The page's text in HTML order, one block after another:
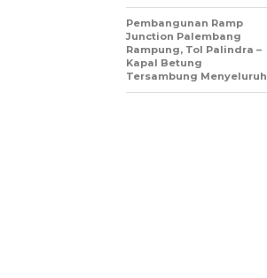
Pembangunan Ramp
Junction Palembang
Rampung, Tol Palindra –
Kapal Betung
Tersambung Menyeluruh